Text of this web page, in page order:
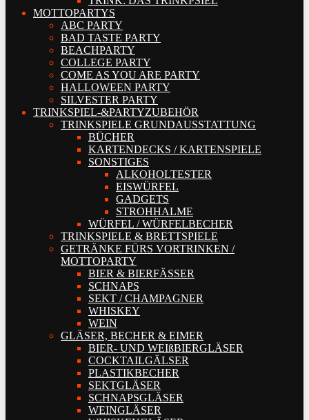
MOTTOPARTYS
ABC PARTY
BAD TASTE PARTY
BEACHPARTY
COLLEGE PARTY
COME AS YOU ARE PARTY
HALLOWEEN PARTY
SILVESTER PARTY
TRINKSPIEL-&PARTYZUBEHÖR
TRINKSPIELE GRUNDAUSSTATTUNG
BÜCHER
KARTENDECKS / KARTENSPIELE
SONSTIGES
ALKOHOLTESTER
EISWÜRFEL
GADGETS
STROHHALME
WÜRFEL / WÜRFELBECHER
TRINKSPIELE & BRETTSPIELE
GETRÄNKE FÜRS VORTRINKEN /
MOTTOPARTY
BIER & BIERFÄSSER
SCHNAPS
SEKT / CHAMPAGNER
WHISKEY
WEIN
GLÄSER, BECHER & EIMER
BIER- UND WEIßBIERGLÄSER
COCKTAILGÄLSER
PLASTIKBECHER
SEKTGLÄSER
SCHNAPSGLÄSER
WEINGLÄSER